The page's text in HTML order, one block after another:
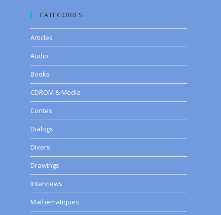
CATEGORIES
Articles
Audio
Books
CDROM & Media
Contes
Dialogs
Divers
Drawings
Interviews
Mathematiques